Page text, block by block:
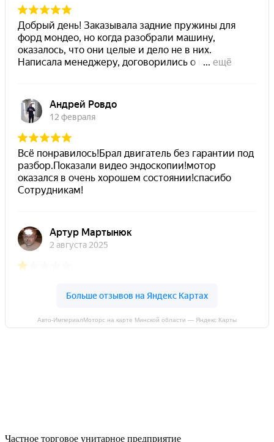
Авто-ИмпериалМоторс на карте Минской области — Яндекс Карты
Частное торговое унитарное предприятие